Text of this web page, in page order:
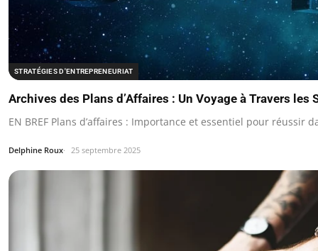
STRATÉGIES D'ENTREPRENEURIAT
Archives des Plans d’Affaires : Un Voyage à Travers
EN BREF Plans d’affaires : Importance et essentiel pour réussir
Delphine Roux 25 septembre 2025